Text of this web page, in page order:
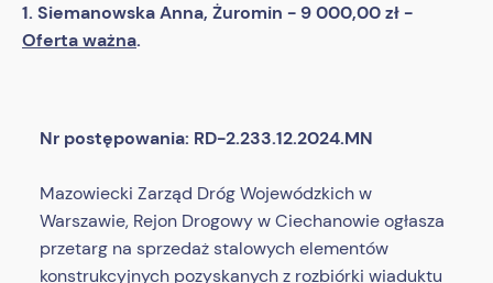
1. Siemanowska Anna, Żuromin - 9 000,00 zł -
Oferta ważna.
Nr postępowania: RD-2.233.12.2024.MN
Mazowiecki Zarząd Dróg Wojewódzkich w
Warszawie, Rejon Drogowy w Ciechanowie ogłasza
przetarg na sprzedaż stalowych elementów
konstrukcyjnych pozyskanych z rozbiórki wiaduktu